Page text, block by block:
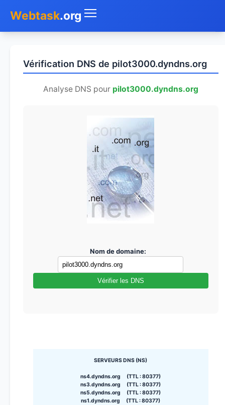
Webtask.org
Whois
Vérification DNS de pilot3000.dyndns.org
Analyse DNS pour pilot3000.dyndns.org
Nom de domaine:
Vérifier les DNS
SERVEURS DNS (NS)
ns4.dyndns.org (TTL : 80377)
ns3.dyndns.org (TTL : 80377)
ns5.dyndns.org (TTL : 80377)
ns1.dyndns.org (TTL : 80377)